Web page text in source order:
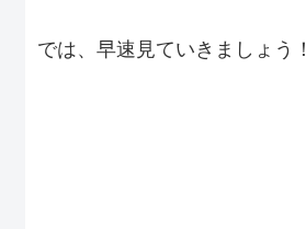
では、早速見ていきましょう！